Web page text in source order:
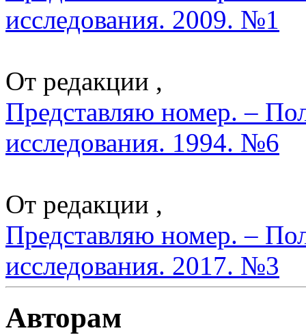
исследования. 2009. №1
От редакции ,
Представляю номер. –
исследования. 1994. №6
От редакции ,
Представляю номер. –
исследования. 2017. №3
Авторам